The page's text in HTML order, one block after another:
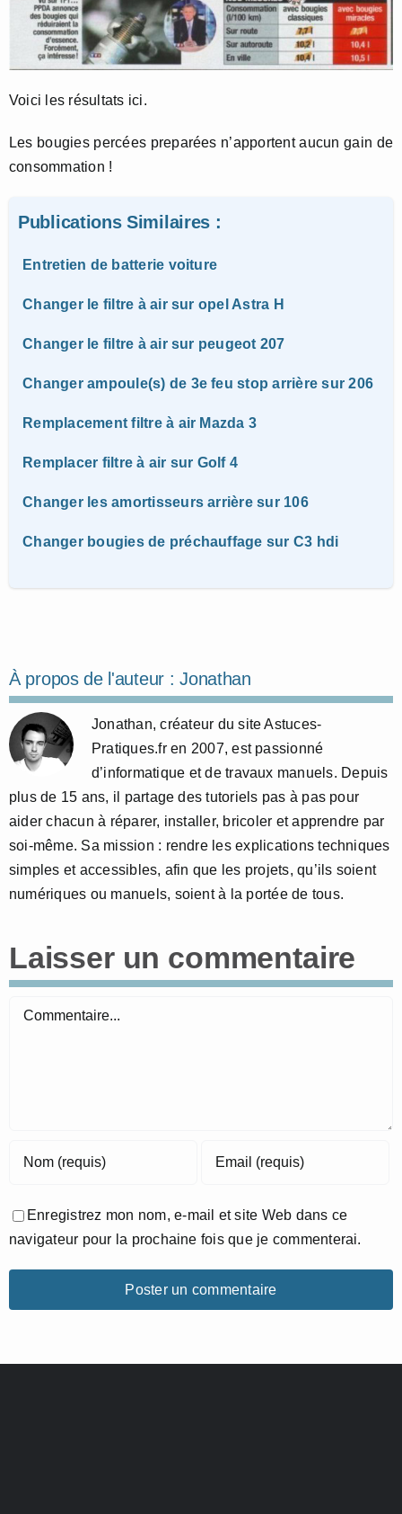
Voici les résultats ici.
Les bougies percées preparées n’apportent aucun gain de
consommation !
Publications Similaires :
Entretien de batterie voiture
Changer le filtre à air sur opel Astra H
Changer le filtre à air sur peugeot 207
Changer ampoule(s) de 3e feu stop arrière sur 206
Remplacement filtre à air Mazda 3
Remplacer filtre à air sur Golf 4
Changer les amortisseurs arrière sur 106
Changer bougies de préchauffage sur C3 hdi
À propos de l'auteur :Jonathan
Jonathan, créateur du site Astuces-
Pratiques.fr en 2007, est passionné
d’informatique et de travaux manuels. Depuis
plus de 15 ans, il partage des tutoriels pas à pas pour
aider chacun à réparer, installer, bricoler et apprendre par
soi-même. Sa mission : rendre les explications techniques
simples et accessibles, afin que les projets, qu’ils soient
numériques ou manuels, soient à la portée de tous.
Laisser un commentaire
Commentaire
Enregistrez mon nom, e-mail et site Web dans ce
navigateur pour la prochaine fois que je commenterai.